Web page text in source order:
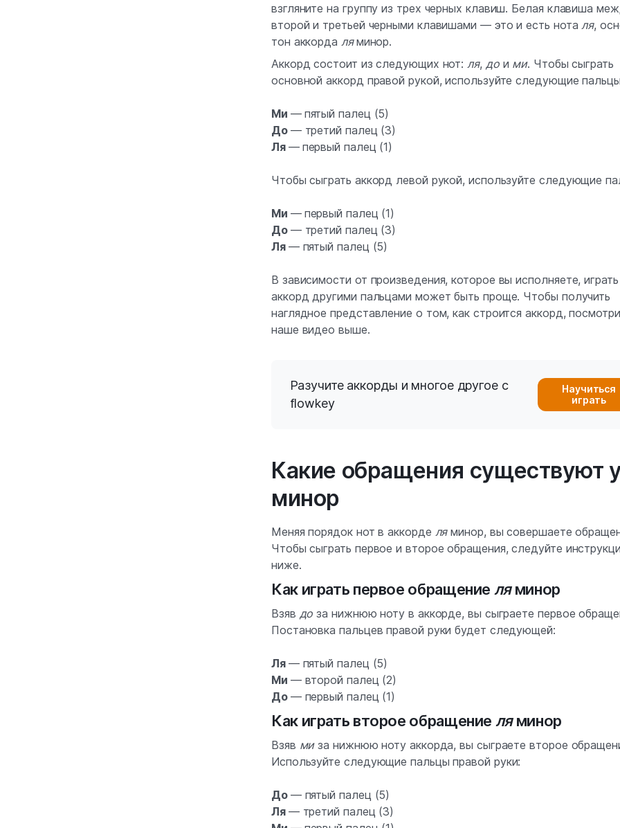
взгляните на группу из трех черных клавиш. Белая клавиша
второй и третьей черными клавишами — это и есть нота ля,
тон аккорда ляминор.
Аккорд состоит из следующих нот: ля, дои ми. Чтобы сыграть
основной аккорд правой рукой, используйте следующие
Ми — пятый палец (5)
До — третий палец (3)
Ля — первый палец (1)
Чтобы сыграть аккорд левой рукой, используйте следующие
Ми — первый палец (1)
До — третий палец (3)
Ля — пятый палец (5)
В зависимости от произведения, которое вы исполняете, играть
аккорд другими пальцами может быть проще. Чтобы получить
наглядное представление о том, как строится аккорд,
наше видео выше.
Разучите аккорды и многое другое с
flowkey
Научиться
играть
Какие обращения существуют
минор
Меняя порядок нот в аккорде ляминор, вы совершаете
Чтобы сыграть первое и второе обращения, следуйте
ниже.
Как играть первое обращение ляминор
Взяв до за нижнюю ноту в аккорде, вы сыграете первое
Постановка пальцев правой руки будет следующей:
Ля — пятый палец (5)
Ми — второй палец (2)
До — первый палец (1)
Как играть второе обращение ляминор
Взяв миза нижнюю ноту аккорда, вы сыграете второе
Используйте следующие пальцы правой руки:
До — пятый палец (5)
Ля — третий палец (3)